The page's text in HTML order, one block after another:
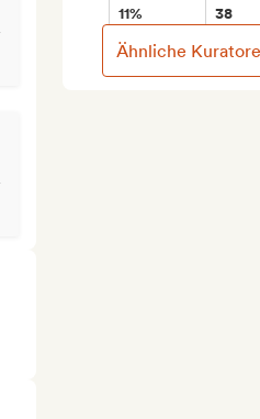
11% 38
Ähnliche